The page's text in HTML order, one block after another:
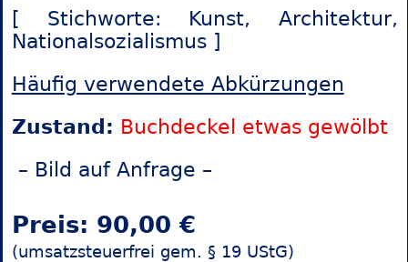
[ Stichworte: Kunst, Architektur,
Nationalsozialismus ]
Häufig verwendete Abkürzungen
Zustand: Buchdeckel etwas gewölbt
– Bild auf Anfrage –
Preis: 90,00 €
(umsatzsteuerfrei gem. § 19 UStG)